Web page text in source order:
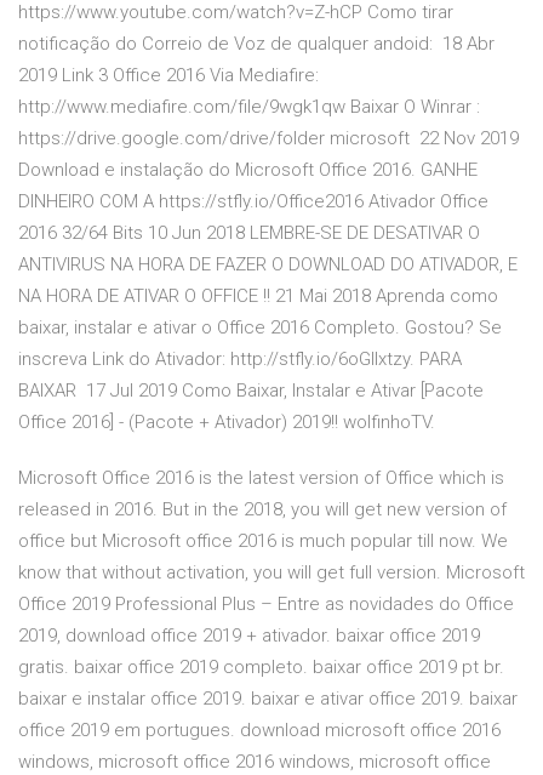
https://www.youtube.com/watch?v=Z-hCP Como tirar
notificação do Correio de Voz de qualquer andoid: 18 Abr
2019 Link 3 Office 2016 Via Mediafire:
http://www.mediafire.com/file/9wgk1qw Baixar O Winrar :
https://drive.google.com/drive/folder microsoft 22 Nov 2019
Download e instalação do Microsoft Office 2016. GANHE
DINHEIRO COM A https://stfly.io/Office2016 Ativador Office
2016 32/64 Bits 10 Jun 2018 LEMBRE-SE DE DESATIVAR O
ANTIVIRUS NA HORA DE FAZER O DOWNLOAD DO ATIVADOR, E
NA HORA DE ATIVAR O OFFICE !! 21 Mai 2018 Aprenda como
baixar, instalar e ativar o Office 2016 Completo. Gostou? Se
inscreva Link do Ativador: http://stfly.io/6oGllxtzy. PARA
BAIXAR 17 Jul 2019 Como Baixar, Instalar e Ativar [Pacote
Office 2016] - (Pacote + Ativador) 2019!! wolfinhoTV.
Microsoft Office 2016 is the latest version of Office which is
released in 2016. But in the 2018, you will get new version of
office but Microsoft office 2016 is much popular till now. We
know that without activation, you will get full version. Microsoft
Office 2019 Professional Plus – Entre as novidades do Office
2019, download office 2019 + ativador. baixar office 2019
gratis. baixar office 2019 completo. baixar office 2019 pt br.
baixar e instalar office 2019. baixar e ativar office 2019. baixar
office 2019 em portugues. download microsoft office 2016
windows, microsoft office 2016 windows, microsoft office